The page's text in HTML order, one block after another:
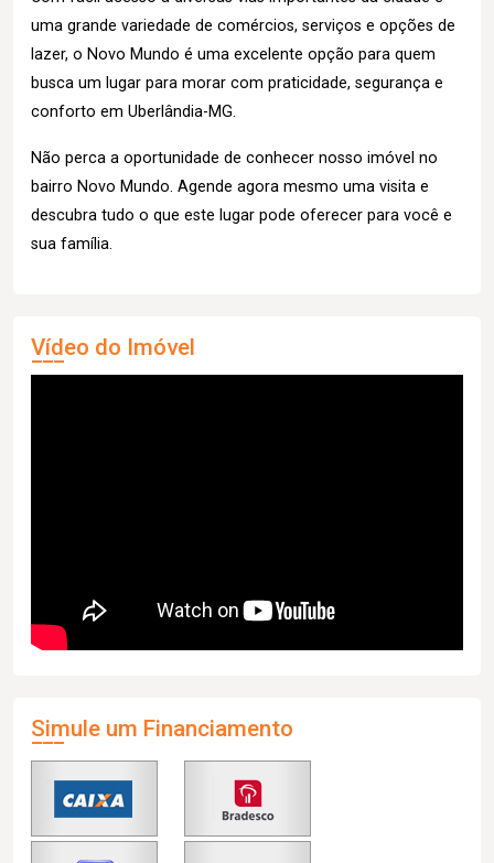
uma grande variedade de comércios, serviços e opções de
lazer, o Novo Mundo é uma excelente opção para quem
busca um lugar para morar com praticidade, segurança e
conforto em Uberlândia-MG.
Não perca a oportunidade de conhecer nosso imóvel no
bairro Novo Mundo. Agende agora mesmo uma visita e
descubra tudo o que este lugar pode oferecer para você e
sua família.
Vídeo do Imóvel
Simule um Financiamento